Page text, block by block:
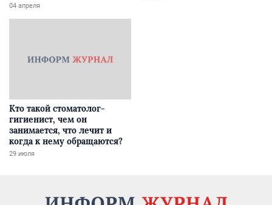
04 апреля
Кто такой стоматолог-
гигиенист, чем он
занимается, что лечит и
когда к нему обращаются?
29 июля